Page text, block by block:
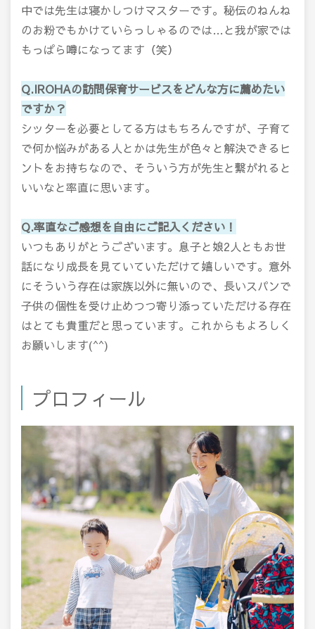
中では先生は寝かしつけマスターです。秘伝のねんね
のお粉でもかけていらっしゃるのでは…と我が家では
もっぱら噂になってます（笑）
Q.IROHAの訪問保育サービスをどんな方に薦めたい
ですか？
シッターを必要としてる方はもちろんですが、子育て
で何か悩みがある人とかは先生が色々と解決できるヒ
ントをお持ちなので、そういう方が先生と繋がれると
いいなと率直に思います。
Q.率直なご感想を自由にご記入ください！
いつもありがとうございます。息子と娘2人ともお世
話になり成長を見ていていただけて嬉しいです。意外
にそういう存在は家族以外に無いので、長いスパンで
子供の個性を受け止めつつ寄り添っていただける存在
はとても貴重だと思っています。これからもよろしく
お願いします(^^)
プロフィール